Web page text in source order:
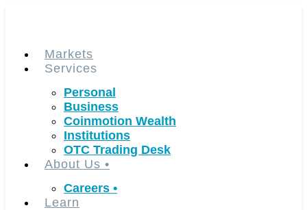
Markets
Services
Personal
Business
Coinmotion Wealth
Institutions
OTC Trading Desk
About Us •
Careers •
Learn